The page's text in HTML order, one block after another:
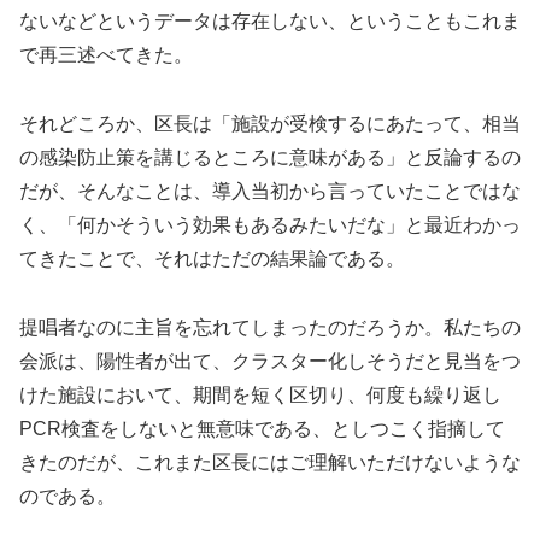
ないなどというデータは存在しない、ということもこれま
で再三述べてきた。
それどころか、区長は「施設が受検するにあたって、相当
の感染防止策を講じるところに意味がある」と反論するの
だが、そんなことは、導入当初から言っていたことではな
く、「何かそういう効果もあるみたいだな」と最近わかっ
てきたことで、それはただの結果論である。
提唱者なのに主旨を忘れてしまったのだろうか。私たちの
会派は、陽性者が出て、クラスター化しそうだと見当をつ
けた施設において、期間を短く区切り、何度も繰り返し
PCR検査をしないと無意味である、としつこく指摘して
きたのだが、これまた区長にはご理解いただけないような
のである。